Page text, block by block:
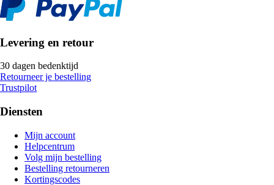
Levering en retour
30 dagen bedenktijd
Retourneer je bestelling
Trustpilot
Diensten
Mijn account
Helpcentrum
Volg mijn bestelling
Bestelling retourneren
Kortingscodes